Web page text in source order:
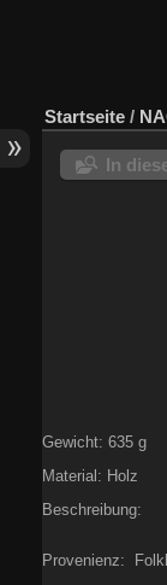
Startseite /
In
Gewicht: 635 g
Material: Holz
Beschreibung:
Provenienz: